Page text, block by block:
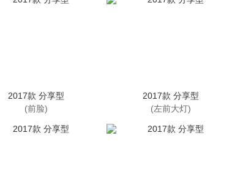
2017款 分享型
(前脸)
2017款 分享型
(左前大灯)